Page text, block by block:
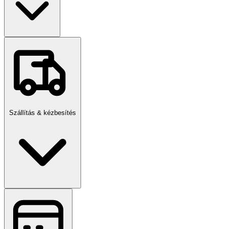
Szállítás & kézbesítés